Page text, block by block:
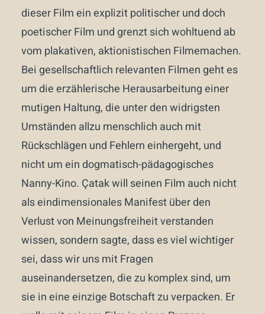
dieser Film ein explizit politischer und doch
poetischer Film und grenzt sich wohltuend ab
vom plakativen, aktionistischen Filmemachen.
Bei gesellschaftlich relevanten Filmen geht es
um die erzählerische Herausarbeitung einer
mutigen Haltung, die unter den widrigsten
Umständen allzu menschlich auch mit
Rückschlägen und Fehlern einhergeht, und
nicht um ein dogmatisch-pädagogisches
Nanny-Kino. Çatak will seinen Film auch nicht
als eindimensionales Manifest über den
Verlust von Meinungsfreiheit verstanden
wissen, sondern sagte, dass es viel wichtiger
sei, dass wir uns mit Fragen
auseinandersetzen, die zu komplex sind, um
sie in eine einzige Botschaft zu verpacken. Er